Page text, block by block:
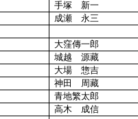
手塚 新一
成瀬 永三
大窪傳一郎
城越 源藏
大場 惣吉
神田 周藏
青地繁太郎
高木 成信